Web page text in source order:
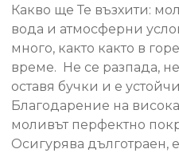
Какво ще Те възхити:
вода и атмосферни
много, както както в
време. Не се разпада,
оставя бучки и е
Благодарение на
моливът перфектно
Осигурява дълготраен,